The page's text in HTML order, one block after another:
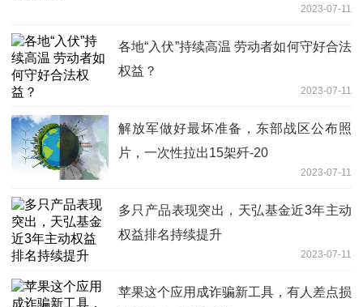
2023-07-11
各地“入伏”持续高温 劳动者如何守好合法
权益？
2023-07-11
解放军做好最坏准备，东部战区公布照
片，一次性拉出15架歼-20
2023-07-11
多只产品表现突出，天弘基金近3年主动
权益排名持续提升
2023-07-11
苹果这个应用成诈骗新工具，有人差点损